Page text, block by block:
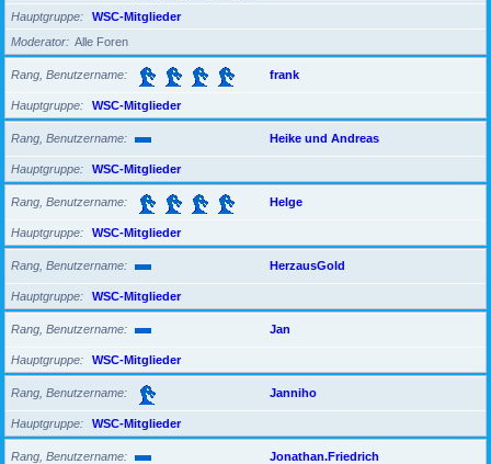
Hauptgruppe
WSC-Mitglieder
Moderator
Alle Foren
Rang, Benutzername frank
Hauptgruppe WSC-Mitglieder
Rang, Benutzername Heike und Andreas
Hauptgruppe WSC-Mitglieder
Rang, Benutzername Helge
Hauptgruppe WSC-Mitglieder
Rang, Benutzername HerzausGold
Hauptgruppe WSC-Mitglieder
Rang, Benutzername Jan
Hauptgruppe WSC-Mitglieder
Rang, Benutzername Janniho
Hauptgruppe WSC-Mitglieder
Rang, Benutzername Jonathan.Friedrich